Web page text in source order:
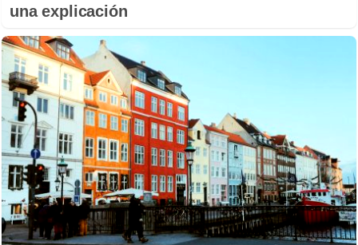
una explicación